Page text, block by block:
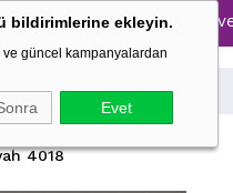
bildirimlerine ekleyin.
ve güncel kampanyalardan
Evet
İndirim → 1500 TL ve
4018